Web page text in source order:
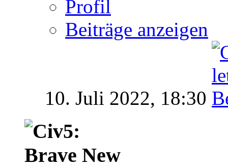
Profil
Beiträge anzeigen
10. Juli 2022, 18:30